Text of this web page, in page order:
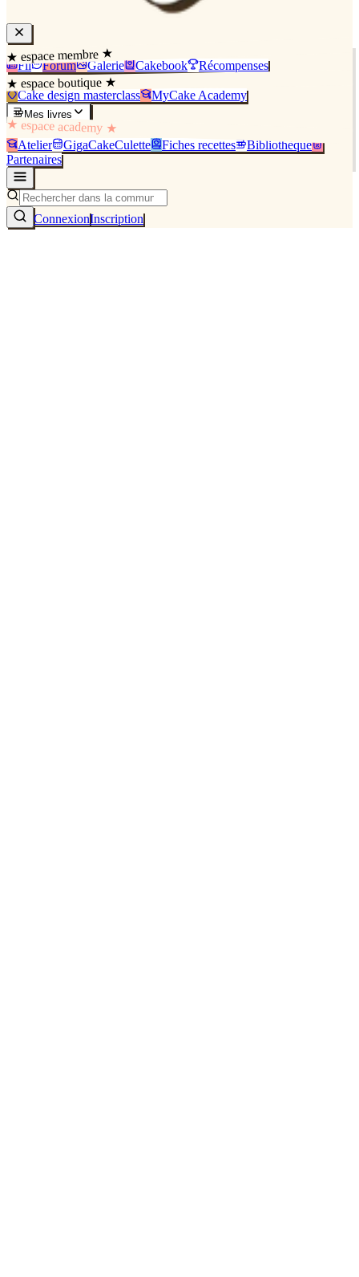
★ espace membre ★
Fil Forum Galerie Cakebook Récompenses
★ espace boutique ★
Cake design masterclass MyCake Academy
Mes livres
★ espace academy ★
Atelier GigaCakeCulette Fiches recettes
Bibliothèque
Partenaires
ConnexionInscription